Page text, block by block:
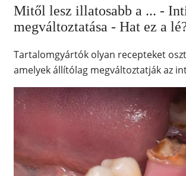
Mitől lesz illatosabb a ... -
megváltoztatása - Hat ez a
Tartalomgyártók olyan recepteket
amelyek állítólag megváltoztatják az